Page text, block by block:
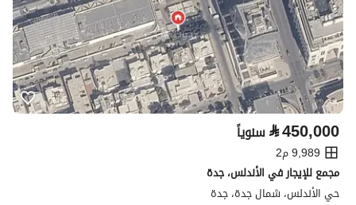
⃁450,000 سنوياً
9,989 م2
مجمع للإيجار في الأندلس، جدة
حي الأندلس، شمال جدة، جدة